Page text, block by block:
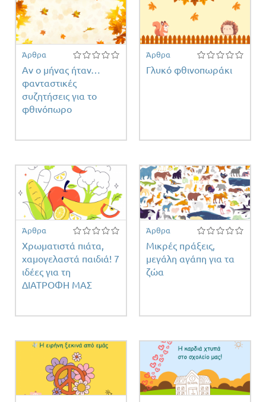
Άρθρα
Αν ο μήνας ήταν…
φανταστικές
συζητήσεις για το
φθινόπωρο
Άρθρα
Γλυκό φθινοπωράκι
Άρθρα
Χρωματιστά πιάτα,
χαμογελαστά παιδιά! 7
ιδέες για τη
ΔΙΑΤΡΟΦΗ ΜΑΣ
Άρθρα
Μικρές πράξεις,
μεγάλη αγάπη για τα
ζώα